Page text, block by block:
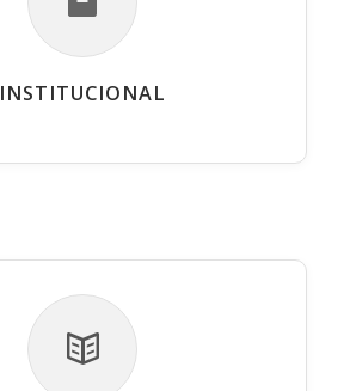
INSTITUCIONAL